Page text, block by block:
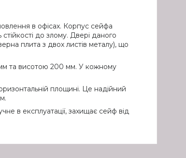
в офісах. Корпус сейфа
до злому. Двері даного
плита з двох листів металу), що
та висотою 200 мм. У кожному
площині. Це надійний
в експлуатації, захищає сейф від